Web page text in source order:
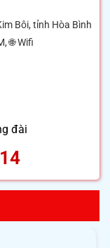
Bôi, tỉnh Hòa Bình
🌐 Wifi
đài